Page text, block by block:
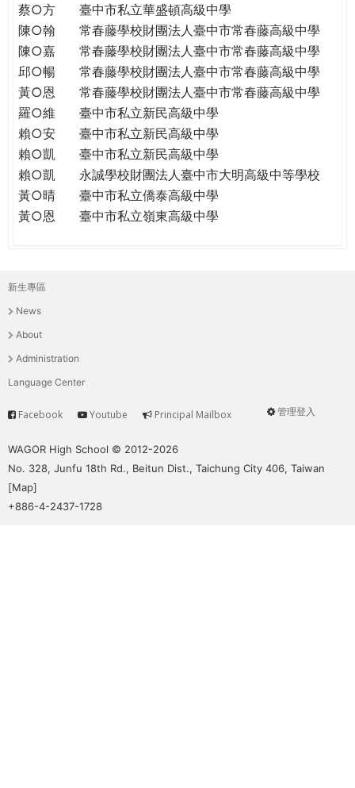
蔡○方
臺中市私立華盛頓高級中學
陳○翰
常春藤學校財團法人臺中市常春藤高級中學
陳○嘉
常春藤學校財團法人臺中市常春藤高級中學
邱○暢
常春藤學校財團法人臺中市常春藤高級中學
黃○恩
常春藤學校財團法人臺中市常春藤高級中學
羅○維
臺中市私立新民高級中學
賴○安
臺中市私立新民高級中學
賴○凱
臺中市私立新民高級中學
賴○凱
永誠學校財團法人臺中市大明高級中等學校
黃○晴
臺中市私立僑泰高級中學
黃○恩
臺中市私立嶺東高級中學
主
選
單
新生專區
News
About
Administration
Language Center
User
管理登入
Service
Facebook Youtube Principal Mailbox
WAGOR High School © 2012-2026
No. 328, Junfu 18th Rd., Beitun Dist., Taichung City 406, Taiwan
[Map]
+886-4-2437-1728